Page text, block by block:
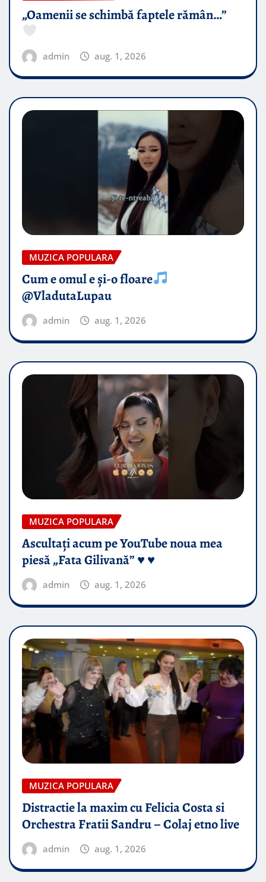
„Oamenii se schimbă faptele rămân…”
admin aug. 1, 2026
MUZICA POPULARA
Cum e omul e și-o floare
@VladutaLupau
admin aug. 1, 2026
MUZICA POPULARA
Ascultați acum pe YouTube noua mea
piesă „Fata Gilivană” ♥️ ♥️
admin aug. 1, 2026
MUZICA POPULARA
Distractie la maxim cu Felicia Costa si
Orchestra Fratii Sandru – Colaj etno live
admin aug. 1, 2026